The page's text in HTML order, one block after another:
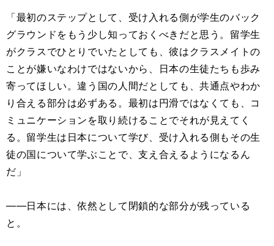
「最初のステップとして、受け入れる側が学生のバック
グラウンドをもう少し知っておくべきだと思う。留学生
がクラスでひとりでいたとしても、彼はクラスメイトの
ことが嫌いなわけではないから、日本の生徒たちも歩み
寄ってほしい。違う国の人間だとしても、共通点やわか
り合える部分は必ずある。最初は円滑ではなくても、コ
ミュニケーションを取り続けることでそれが見えてく
る。留学生は日本について学び、受け入れる側もその生
徒の国について学ぶことで、支え合えるようになるん
だ」
――日本には、依然として閉鎖的な部分が残っている
と。